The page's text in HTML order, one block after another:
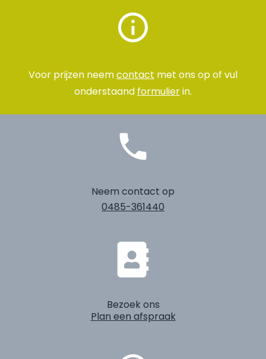
Voor prijzen neemcontact met ons op of vul
onderstaand formulierin.
Neem contact op
0485-361440
Bezoek ons
Plan een afspraak